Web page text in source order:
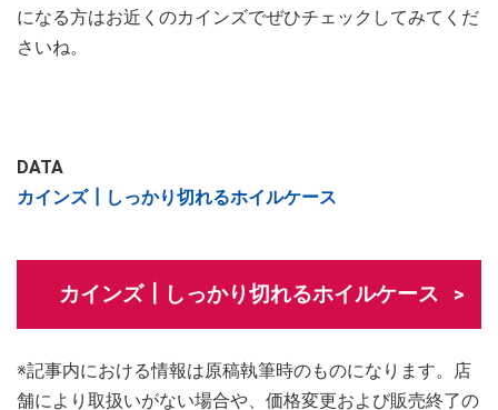
になる方はお近くのカインズでぜひチェックしてみてくだ
さいね。
DATA
カインズ┃しっかり切れるホイルケース
カインズ┃しっかり切れるホイルケース
※記事内における情報は原稿執筆時のものになります。店
舗により取扱いがない場合や、価格変更および販売終了の